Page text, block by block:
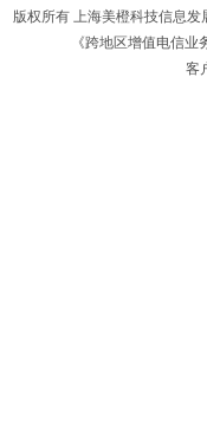
版权所有 上海美橙科技信息
《跨地区增值电信
客